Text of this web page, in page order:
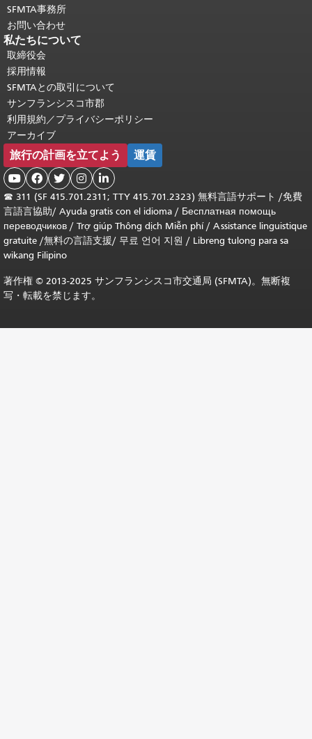
SFMTA事務所
お問い合わせ
私たちについて
取締役会
採用情報
SFMTAとの取引について
サンフランシスコ市郡
利用規約／プライバシーポリシー
アーカイブ
旅行の計画を立てよう 運賃
    
☎ 311 (SF 415.701.2311; TTY 415.701.2323) 無料言語サポート /免費
言語言協助/ Ayuda gratis con el idioma / Бесплатная помощь
переводчиков / Trợ giúp Thông dịch Miễn phí/ Assistance linguistique
gratuite /無料の言語支援/ 무료 언어 지원 / Libreng tulong para sa
wikang Filipino
著作権 © 2013-2025 サンフランシスコ市交通局 (SFMTA)。無断複
写・転載を禁じます。